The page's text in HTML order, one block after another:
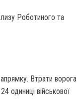
Роботиного та
Втрати ворога
одиниці військової